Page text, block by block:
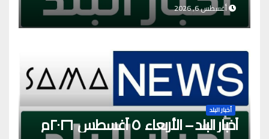
أغسطس 6, 2026
أخبار البلد
أخبار البلد – الأربعاء ٥ أغسطس ٢٠٢٦م